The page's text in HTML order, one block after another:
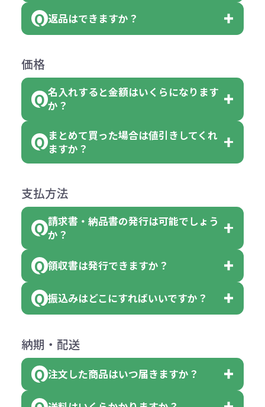
は、100個以上でしたら、何個でも
可能です。
但し、ロゴなど名入れ印刷をされる
費用）
ては色指定が出来ません。
れ等分で100個ずつ入って参ります。
（割り切れない場合は数個単位で前
色指定できる商品に付きましては商
品詳細の購入の所で色が選べるよう
になっております。
す。
い。
例えば…
クエアトート」を300個注文した場
クエアトート」は10個単位でしたら
色を指定出来るので、ピンクを100
個、ブルーを90個、イエローを110
【色指定の仕方】
に必要な個数を入力ください。
※10個単位など購入できる単位が決
お客様都合でのキャンセルは、制作
がございます。
ご注文の際は、十分にご確認・ご検
返品はできますか？
めご了承ください。
ただし下記の場合は承っております
●初期不良または不良品（破損、故
障）の場合
合
●名入れ、オリジナルの内容が異な
っていた場合
または返金にて対応させていただき
ます。
その際不良品については送料着払い
ください。
（商品の状態により、対応が変わる
価格
名入れすると金額はいくらになります
か？
名入れありの場合の代金の計算方法
は下記の通りです。
計算例：
＜1色印刷の場合＞
（提供価格（商品代）+名入れ費用
（印刷代））×枚数+製版代
（提供価格（商品代）+名入れ費用
×色数
※例えば2色印刷の場合には、名入
れ費用が2倍、製版代が2倍必要で
まとめて買った場合は値引きしてくれ
ますか？
商品によりますが、お見積もりさせ
ていただきます。
見積もりサポートから個別でお問い
支払方法
請求書・納品書の発行は可能でしょう
か？
会員様はマイページより各種帳票の
ダウンロードが可能です。
詳しくはこちらはご確認ください。
領収書のダウンロード
領収書は発行できますか？
会員様はマイページより各種帳票の
詳しくはこちらはご確認ください。
領収書のダウンロード
振込みはどこにすればいいですか？
下記口座にお願いします。
■三菱UFJ銀行
小田井支店（おたいしてん）
納期・配送
注文した商品はいつ届きますか？